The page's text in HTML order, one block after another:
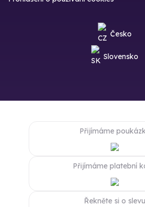
Česko
Slovensko
Přijímáme
Přijímáme platební
Řekněte si o slevu